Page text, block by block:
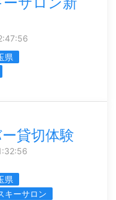
県
貸切体験
県
キーサロン